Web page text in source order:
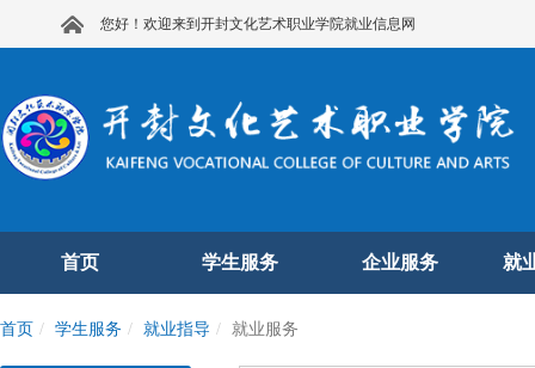
您好！欢迎来到开封文化艺术职业学院就业信息网
首页 学生服务 企业服务 就
首页 学生服务 就业指导 就业服务